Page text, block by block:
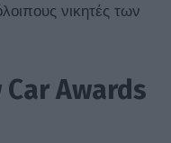
νικητές των
Awards